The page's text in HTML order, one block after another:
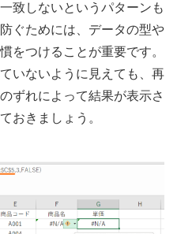
致しないというパターンも
ぐためには、データの型や
をつけることが重要です。
いないように見えても、再
ずれによって結果が表示さ
おきましょう。